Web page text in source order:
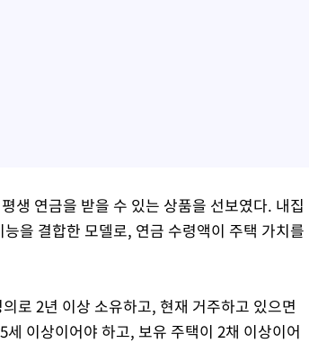
생 연금을 받을 수 있는 상품을 선보였다. 내집
을 결합한 모델로, 연금 수령액이 주택 가치를
로 2년 이상 소유하고, 현재 거주하고 있으면
이상이어야 하고, 보유 주택이 2채 이상이어